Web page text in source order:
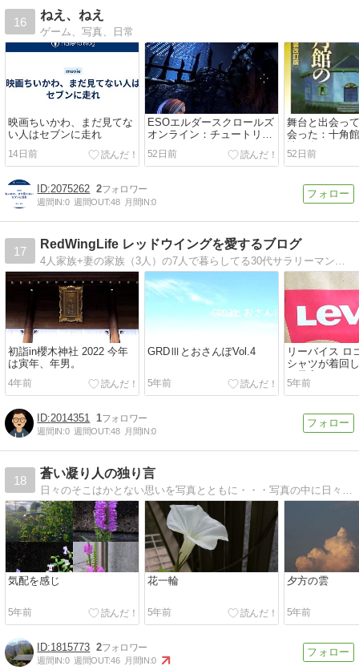
16
ねえ、ねえ
ゲーム、写真、日常
映画ちいかわ、まだ見てな
い人はセブンに走れ
14日前
ESOエルダースクロールズ
オンライン：チュートリア
52日前
舞台と出会っ
会った：十角
辻行人
52日前
2075262 2
週間IN:0 週間OUT:48 月間IN:0
17
RedWingLife レッドウイングを愛するブログ
初詣in櫻木神社 2022 今年
は寅年、年男。
4年前
GRDⅢとおさんぽVol.4
5年前
リーバイス ロ
シャツが着回
で最高
5年前
2014351 1
週間IN:0 週間OUT:48 月間IN:0
18
蒼い凝り人の独り言
気配を感じ
5年前
花一輪
5年前
夕方の雲
5年前
1815773 2
週間IN:0 週間OUT:46 月間IN:0